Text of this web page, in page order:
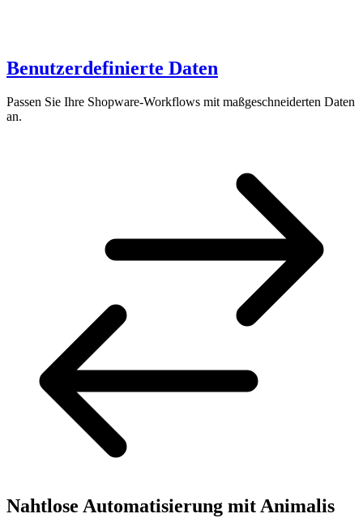
Benutzerdefinierte Daten
Passen Sie Ihre Shopware-Workflows mit maßgeschneiderten Daten
an.
Nahtlose Automatisierung mit Animalis